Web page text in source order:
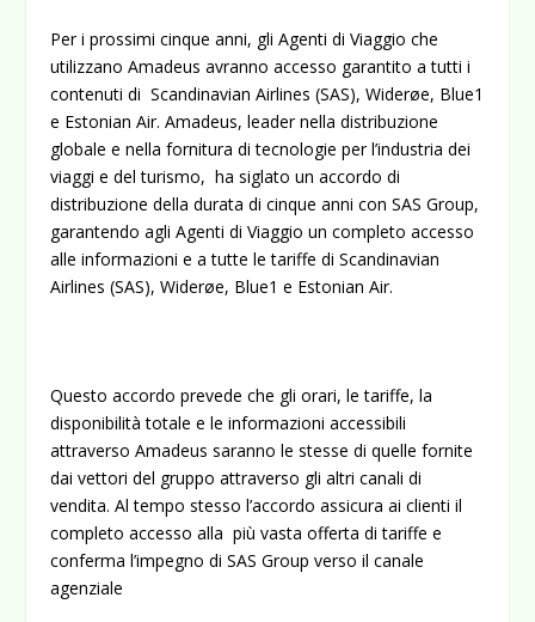
Per i prossimi cinque anni, gli Agenti di Viaggio che
utilizzano Amadeus avranno accesso garantito a tutti i
contenuti di Scandinavian Airlines (SAS), Widerøe, Blue1
e Estonian Air.Amadeus, leader nella distribuzione
globale e nella fornitura di tecnologie per l’industria dei
viaggi e del turismo, ha siglato un accordo di
distribuzione della durata di cinque anni con SAS Group,
garantendo agli Agenti di Viaggio un completo accesso
alle informazioni e a tutte le tariffe di Scandinavian
Airlines (SAS), Widerøe, Blue1 e Estonian Air.
Questo accordo prevede che gli orari, le tariffe, la
disponibilità totale e le informazioni accessibili
attraverso Amadeus saranno le stesse di quelle fornite
dai vettori del gruppo attraverso gli altri canali di
vendita. Al tempo stesso l’accordo assicura ai clienti il
completo accesso alla più vasta offerta di tariffe e
conferma l’impegno di SAS Group verso il canale
agenziale